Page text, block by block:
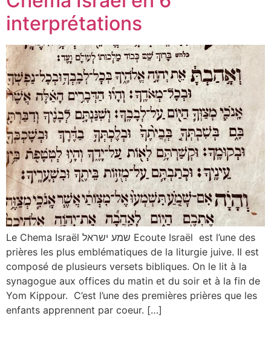
interprétations
Le Chema Israël שמע ישראל Ecoute Israël est l’une des
prières les plus emblématiques de la liturgie juive. Il est
composé de plusieurs versets bibliques. On le lit à la
synagogue aux offices du matin et du soir et à la fin de
Yom Kippour. C’est l’une des premières prières que les
enfants apprennent par coeur. […]